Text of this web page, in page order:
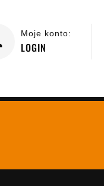
Moje konto:
LOGIN